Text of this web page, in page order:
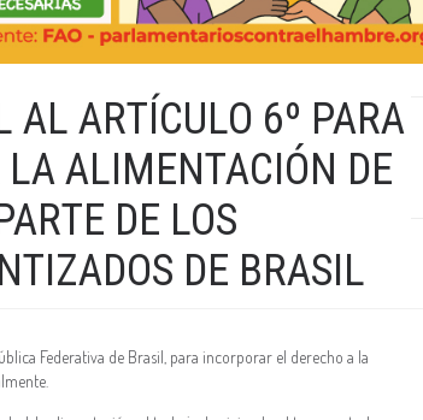
AL ARTÍCULO 6º PARA
LA ALIMENTACIÓN DE
DE LOS
DE BRASIL
Federativa de Brasil, para incorporar el derecho a la